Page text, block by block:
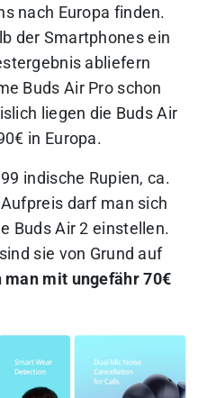
nach Europa finden.
der Smartphones ein
abliefern
Buds Air Pro schon
liegen die Buds Air
in Europa.
indische Rupien, ca.
darf man sich
Buds Air 2 einstellen.
sie von Grund auf
man mit ungefähr 70€